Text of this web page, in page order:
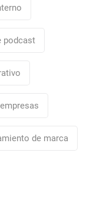
podcast
de marca